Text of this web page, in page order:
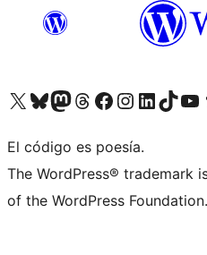
Visita nuestra cuenta de X (anteriormente Twitter)
Visita nuestra cuenta de Bluesky
Visita nuestra cuenta de Mastodon
Visita nuestra cuenta de Threads
Visita nuestra página de Facebook
Visita nuestra cuenta de
Visita nuestra cuenta de
Visita nuestra cuenta
Visita
El código es poesía.
The WordPress® trademark
of the WordPress Foundation.